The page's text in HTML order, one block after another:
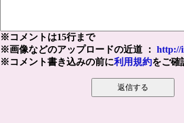
※コメントは15行まで
※画像などのアップロードの近道 ： http://
※コメント書き込みの前に利用規約をご確